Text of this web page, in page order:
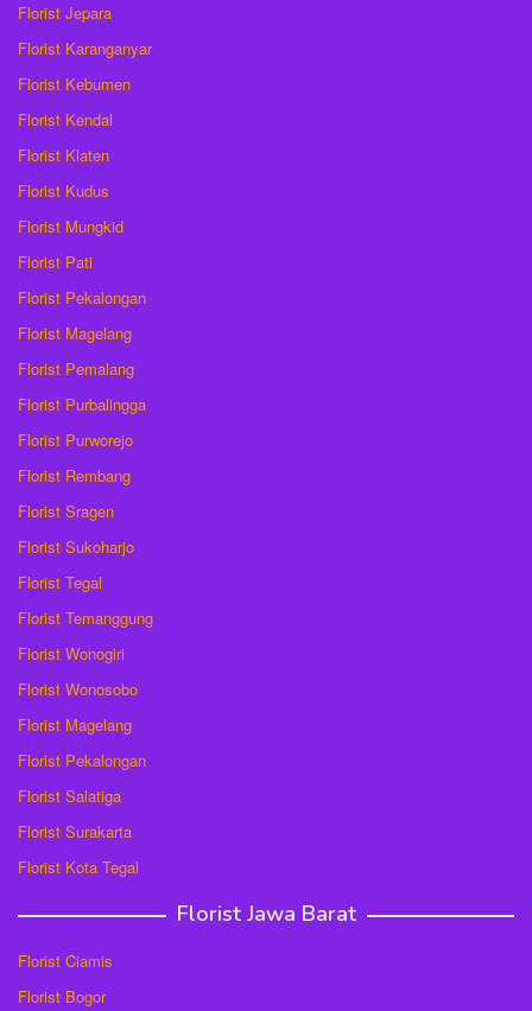
Florist Jepara
Florist Karanganyar
Florist Kebumen
Florist Kendal
Florist Klaten
Florist Kudus
Florist Mungkid
Florist Pati
Florist Pekalongan
Florist Magelang
Florist Pemalang
Florist Purbalingga
Florist Purworejo
Florist Rembang
Florist Sragen
Florist Sukoharjo
Florist Tegal
Florist Temanggung
Florist Wonogiri
Florist Wonosobo
Florist Magelang
Florist Pekalongan
Florist Salatiga
Florist Surakarta
Florist Kota Tegal
Florist Jawa Barat
Florist Ciamis
Florist Bogor